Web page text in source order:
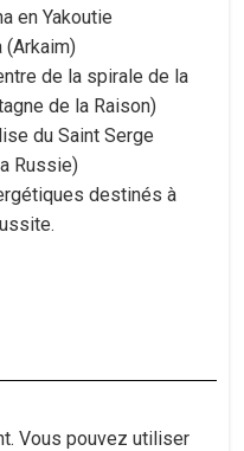
en Yakoutie
(Arkaim)
de la spirale de la
de la Raison)
du Saint Serge
Russie)
destinés à
Vous pouvez utiliser